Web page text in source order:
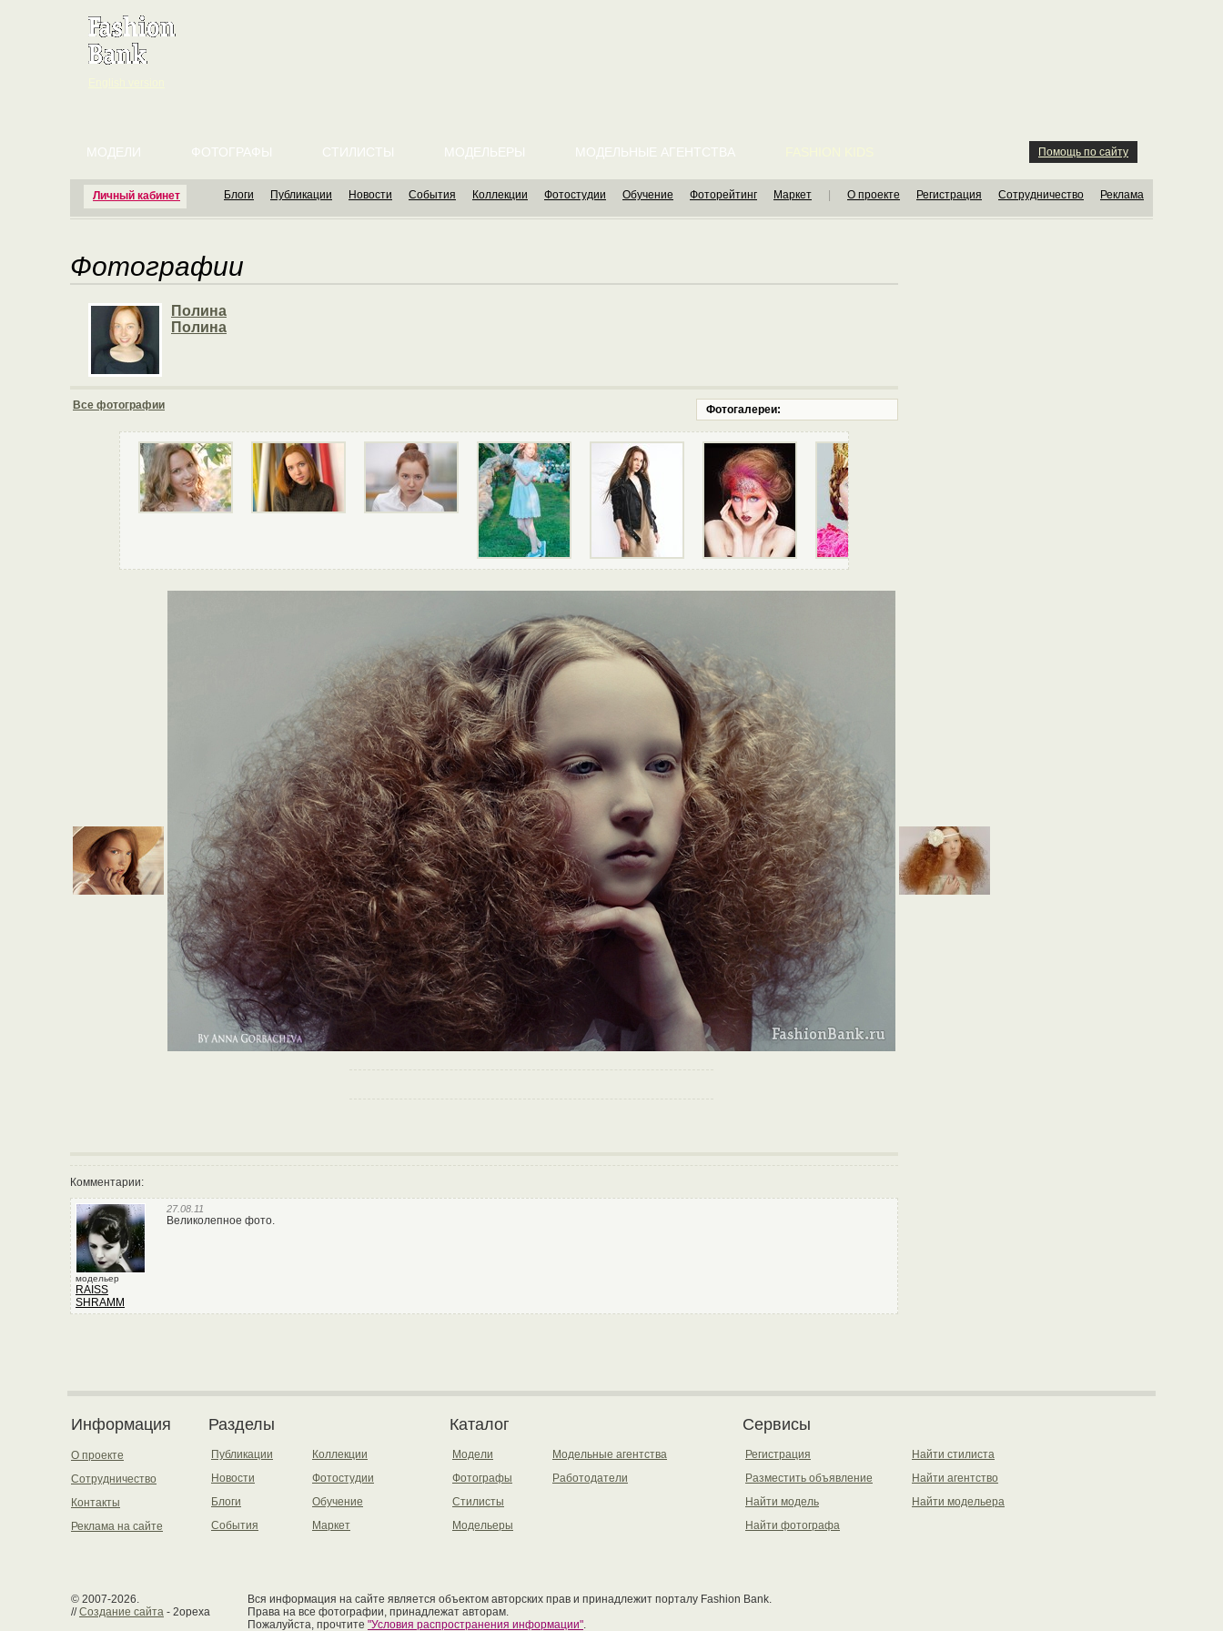
Личный кабинет
МОДЕЛИ ФОТОГРАФЫ СТИЛИСТЫ МОДЕЛЬЕРЫ МОДЕЛЬНЫЕ АГЕНТСТВА Помощь по сайту
Блоги Публикации Новости События Коллекции Фотостудии Обучение Фоторейтинг Маркет О проекте Регистрация Сотрудничество Реклама
Фотографии
Полина
Полина
Фотогалереи:
Все фотографии
Комментарии:
модельер
RAISS
SHRAMM
27.08.11
Великолепное фото.
Информация
О проекте
Сотрудничество
Контакты
Реклама на сайте
Разделы
Публикации
Новости
Блоги
События
Коллекции
Фотостудии
Обучение
Маркет
Каталог
Модели
Фотографы
Стилисты
Модельеры
Модельные агентства
Работодатели
Сервисы
Регистрация
Разместить объявление
Найти модель
Найти фотографа
Найти стилиста
Найти агентство
Найти модельера
© 2007-2026.
//Создание сайта - 2opexa
Вся информация на сайте является объектом авторских прав и принадлежит порталу Fashion Bank.
Права на все фотографии, принадлежат авторам.
Пожалуйста, прочтите "Условия распространения информации".